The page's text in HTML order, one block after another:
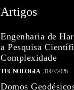
Artigos
Engenharia de
a Pesquisa
Complexidade
TECNOLOGIA 31/07/2026
Domos